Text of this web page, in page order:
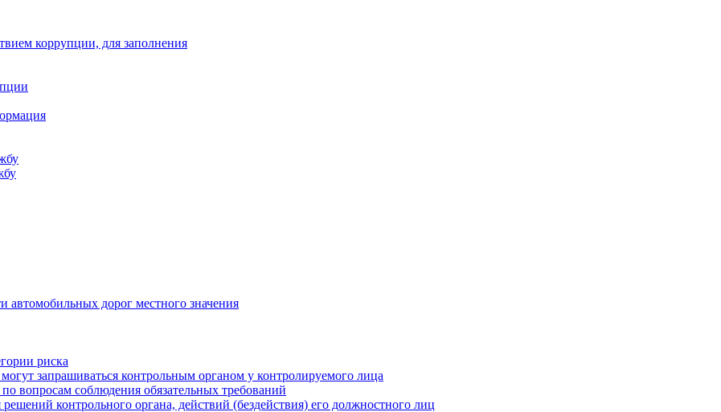
коррупции, для заполнения
дорог местного значения
риска
запрашиваться контрольным органом у контролируемого лица
вопросам соблюдения обязательных требований
контрольного органа, действий (бездействия) его должностного лиц